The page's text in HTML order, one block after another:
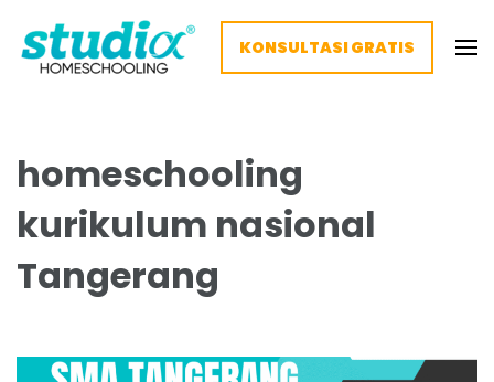
KONSULTASI GRATIS
homeschooling
kurikulum nasional
Tangerang